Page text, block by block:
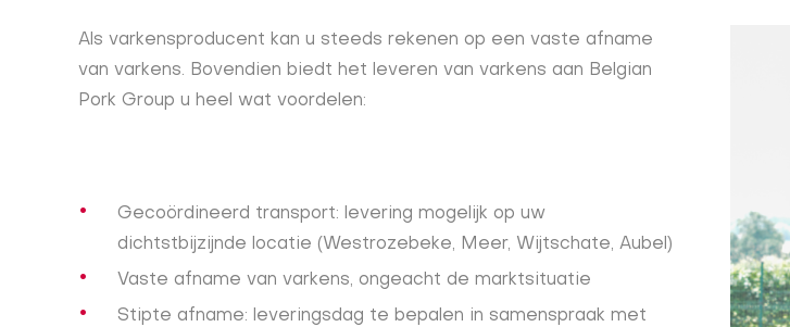
Als varkensproducent kan u steeds rekenen op een vaste afname
van varkens. Bovendien biedt het leveren van varkens aan Belgian
Pork Group u heel wat voordelen:
Gecoördineerd transport: levering mogelijk op uw
dichtstbijzijnde locatie (Westrozebeke, Meer, Wijtschate, Aubel)
Vaste afname van varkens, ongeacht de marktsituatie
Stipte afname: leveringsdag te bepalen in samenspraak met